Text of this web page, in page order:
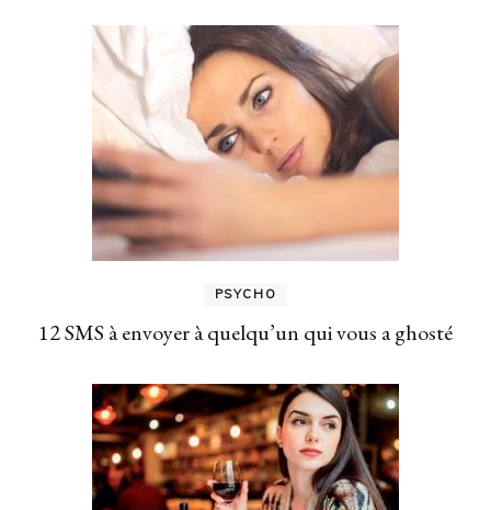
PSYCHO
12 SMS à envoyer à quelqu’un qui vous a ghosté